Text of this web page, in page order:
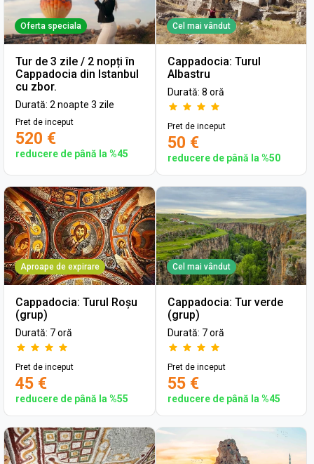
Oferta speciala
Tur de 3 zile / 2 nopți în
Cappadocia din Istanbul
cu zbor.
Durată: 2 noapte 3 zile
Pret de inceput
520 €
reducere de până la %45
Cel mai vândut
Cappadocia: Turul
Albastru
Durată: 8 oră
Pret de inceput
50 €
reducere de până la %50
Aproape de expirare
Cappadocia: Turul Roșu
(grup)
Durată: 7 oră
Pret de inceput
45 €
reducere de până la %55
Cel mai vândut
Cappadocia: Tur verde
(grup)
Durată: 7 oră
Pret de inceput
55 €
reducere de până la %45